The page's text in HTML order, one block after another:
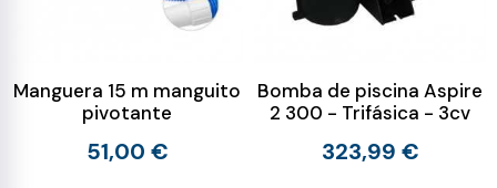
Manguera 15 m manguito
pivotante
51,00 €
Bomba de piscina Aspire
2 300 - Trifásica - 3cv
323,99 €